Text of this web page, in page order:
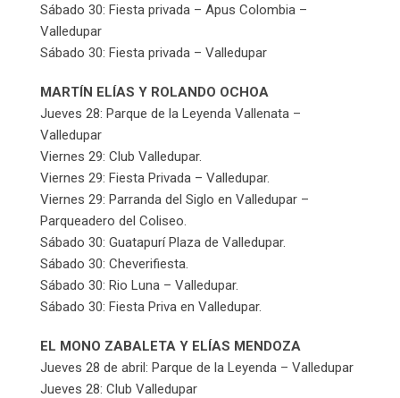
Sábado 30: Fiesta privada – Apus Colombia –
Valledupar
Sábado 30: Fiesta privada – Valledupar
MARTÍN ELÍAS Y ROLANDO OCHOA
Jueves 28: Parque de la Leyenda Vallenata –
Valledupar
Viernes 29: Club Valledupar.
Viernes 29: Fiesta Privada – Valledupar.
Viernes 29: Parranda del Siglo en Valledupar –
Parqueadero del Coliseo.
Sábado 30: Guatapurí Plaza de Valledupar.
Sábado 30: Cheverifiesta.
Sábado 30: Rio Luna – Valledupar.
Sábado 30: Fiesta Priva en Valledupar.
EL MONO ZABALETA Y ELÍAS MENDOZA
Jueves 28 de abril: Parque de la Leyenda – Valledupar
Jueves 28: Club Valledupar